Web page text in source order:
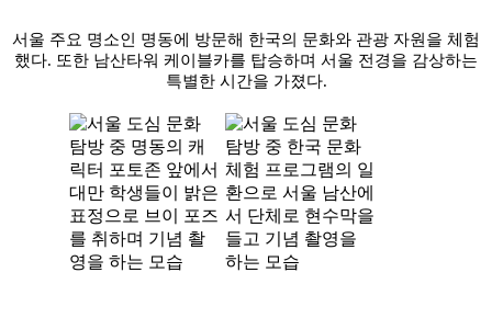
서울 주요 명소인 명동에 방문해 한국의 문화와 관광 자원을 체험
했다. 또한 남산타워 케이블카를 탑승하며 서울 전경을 감상하는
특별한 시간을 가졌다.